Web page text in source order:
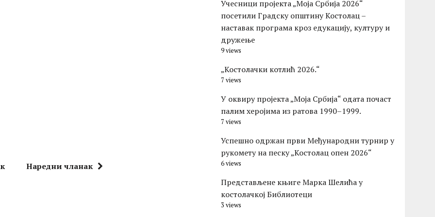
Наредни чланак
Учесници пројекта „Моја Србија 2026“
посетили Градску општину Костолац –
наставак програма кроз едукацију, културу и
дружење
9 views
„Костолачки котлић 2026.“
7 views
У оквиру пројекта „Моја Србија“ одата почаст
палим херојима из ратова 1990–1999.
7 views
Успешно одржан први Међународни турнир у
рукомету на песку „Костолац опен 2026“
6 views
Представљене књиге Марка Шелића у
костолачкој Библиотеци
3 views